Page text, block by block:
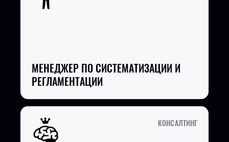
МЕНЕДЖЕР ПО СИСТЕМАТИЗАЦИИ И
РЕГЛАМЕНТАЦИИ
КОНСАЛТИНГ